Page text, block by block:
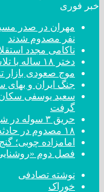
خبر فوری
نفر مصدوم شدند
ناکامی مجدد
دختر ‌۱۸‌ ‌ساله‌ با تلاش پلیس کرج از خودکشی منصرف شد
موج صعودی بازار
جنگ ایران و بهای
سعید یوسفی
گرفت
حریق ۳ سوله در شهرک صنعتی شمس‌آباد با ۲۶ مصدوم
۱۸ مصدوم در حادثه انفجار در شهرک شمس‌آباد
امامزاده چوبی؛
فصل دوم
نوشته تصادفی
خوراک